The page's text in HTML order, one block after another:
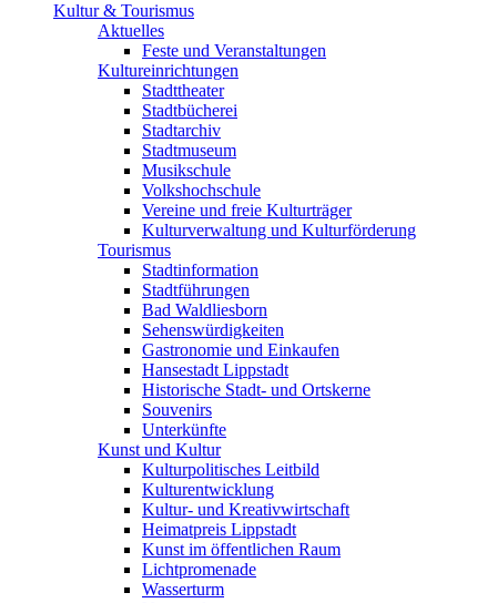
Kultur & Tourismus
Aktuelles
Feste und Veranstaltungen
Kultureinrichtungen
Stadttheater
Stadtbücherei
Stadtarchiv
Stadtmuseum
Musikschule
Volkshochschule
Vereine und freie Kulturträger
Kulturverwaltung und Kulturförderung
Tourismus
Stadtinformation
Stadtführungen
Bad Waldliesborn
Sehenswürdigkeiten
Gastronomie und Einkaufen
Hansestadt Lippstadt
Historische Stadt- und Ortskerne
Souvenirs
Unterkünfte
Kunst und Kultur
Kulturpolitisches Leitbild
Kulturentwicklung
Kultur- und Kreativwirtschaft
Heimatpreis Lippstadt
Kunst im öffentlichen Raum
Lichtpromenade
Wasserturm